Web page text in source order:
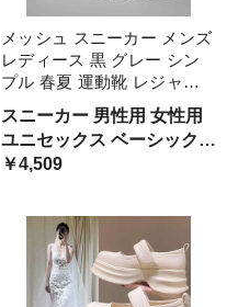
メッシュ スニーカー メンズ
レディース 黒 グレー シン
プル 春夏 運動靴 レジャー
アウトドア 網網 網状 透け
感 柔らかい スポーツシュー
ズ 女子 男子 25.5 26 26.5 大
きいサイズ
スニーカー 男性用 女性用
ユニセックス ベーシック
バイカラー オールブラック
あみあみ 肌見せ 蒸れない
ソフトソール 男女兼用
￥4,509